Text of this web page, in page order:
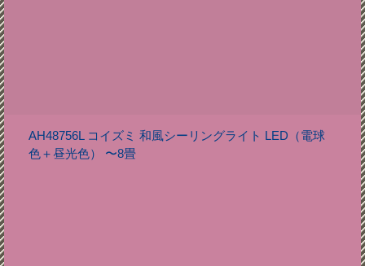
AH48756L コイズミ 和風シーリングライト LED（電球
色＋昼光色） 〜8畳